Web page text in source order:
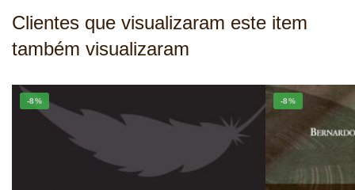
Clientes que visualizaram este item
também visualizaram
-8% -8%